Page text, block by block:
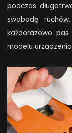
podczas
swobodę
każdorazowo pas
modelu